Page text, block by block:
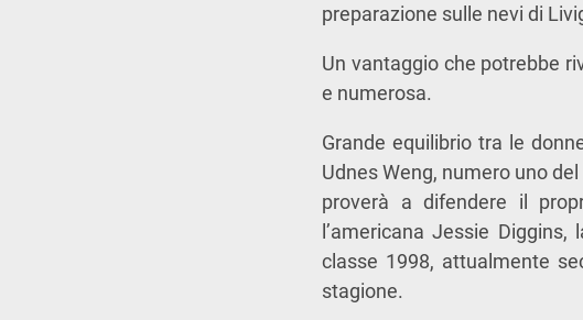
preparazione sulle nevi di
Un vantaggio che potrebbe
e numerosa.
Grande equilibrio tra le
Udnes Weng, numero uno
proverà a difendere il
l’americana Jessie
classe 1998, attualmente
stagione.